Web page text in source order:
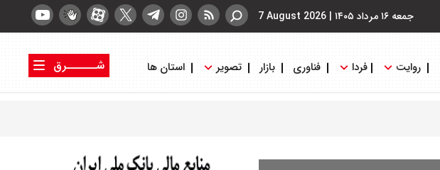
جمعه ۱۶ مرداد ۱۴۰۵ |
7 August 2026
روایت فردا فناوری بازار تصویر استان ها
شــــــرق